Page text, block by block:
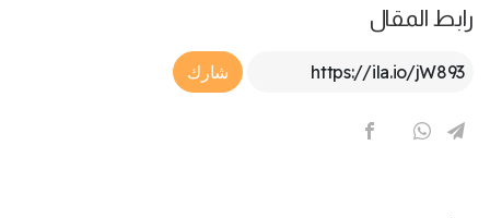
رابط المقال
Article Link
شارك